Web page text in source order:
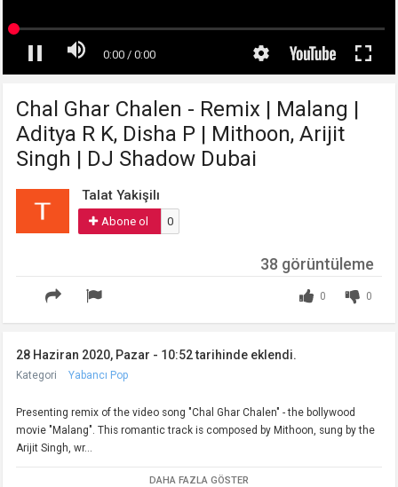
Chal Ghar Chalen - Remix | Malang |
Aditya R K, Disha P | Mithoon, Arijit
Singh | DJ Shadow Dubai
Talat Yakişilı
Abone ol 0
0
0
38 görüntüleme
28 Haziran 2020, Pazar - 10:52 tarihinde eklendi.
Kategori Yabancı Pop
Presenting remix of the video song "Chal Ghar Chalen" - the bollywood
movie "Malang". This romantic track is composed by Mithoon, sung by the
Arijit Singh, wr...
DAHA FAZLA GÖSTER